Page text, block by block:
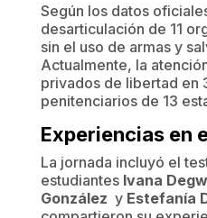
Según los datos
desarticulación de 11
sin el uso de armas y
Actualmente, la
privados de libertad en
penitenciarios de 13
​Experiencias en
​La jornada incluyó el
estudiantes Ivana
González y Estefanía